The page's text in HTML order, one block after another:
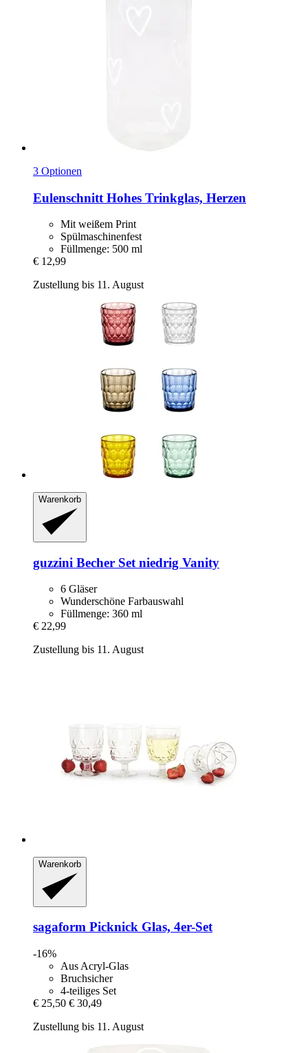
3 Optionen
Eulenschnitt Hohes Trinkglas, Herzen
Mit weißem Print
Spülmaschinenfest
Füllmenge: 500 ml
€ 12,99
Zustellung bis 11. August
Warenkorb
guzzini Becher Set niedrig Vanity
6 Gläser
Wunderschöne Farbauswahl
Füllmenge: 360 ml
€ 22,99
Zustellung bis 11. August
Warenkorb
sagaform Picknick Glas, 4er-​Set
-16%
Aus Acryl-Glas
Bruchsicher
4-teiliges Set
€ 25,50 € 30,49
Zustellung bis 11. August